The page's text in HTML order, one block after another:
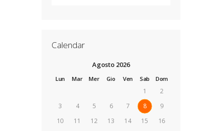
Calendar
Agosto 2026
Lun Mar Mer Gio Ven Sab Dom
1
2
3
4 5 6 7 8
9
10
11 12 13 14 15
16